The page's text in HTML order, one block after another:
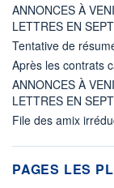
ANNONCES À
LETTRES EN
Tentative de
Après les contrats
ANNONCES À
LETTRES EN
File des amix
PAGES LES